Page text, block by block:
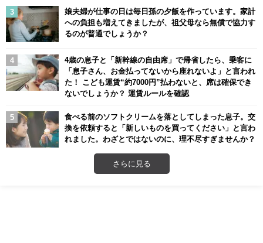
娘夫婦が仕事の日は毎日孫の夕飯を作っています。家計
への負担も増えてきましたが、祖父母なら無償で協力す
るのが普通でしょうか？
4歳の息子と「新幹線の自由席」で帰省したら、乗客に
「息子さん、お金払ってないから座れないよ」と言われ
た！ こども運賃“約7000円”払わないと、席は確保でき
ないでしょうか？ 運賃ルールを確認
食べる前のソフトクリームを落としてしまった息子。交
換を依頼すると「新しいものを買ってください」と言わ
れました。わざとではないのに、理不尽すぎませんか？
さらに見る